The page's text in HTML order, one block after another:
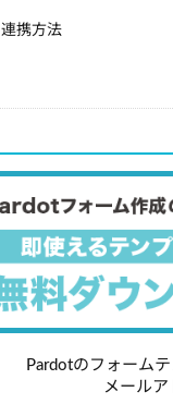
連携方法
Pardotのフォーム
メール